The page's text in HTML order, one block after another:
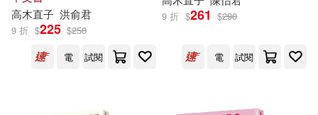
高木直子 洪俞君
9 折 $225 $250
電
試閱
9 折 $261 $290
電 試閱